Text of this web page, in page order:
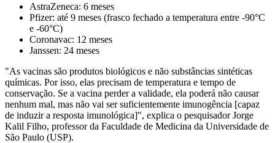
AstraZeneca: 6 meses
Pfizer: até 9 meses (frasco fechado a temperatura entre -90°C
e -60°C)
Coronavac: 12 meses
Janssen: 24 meses
"As vacinas são produtos biológicos e não substâncias sintéticas
químicas. Por isso, elas precisam de temperatura e tempo de
conservação. Se a vacina perder a validade, ela poderá não causar
nenhum mal, mas não vai ser suficientemente imunogência [capaz
de induzir a resposta imunológica]", explica o pesquisador Jorge
Kalil Filho, professor da Faculdade de Medicina da Universidade de
São Paulo (USP).